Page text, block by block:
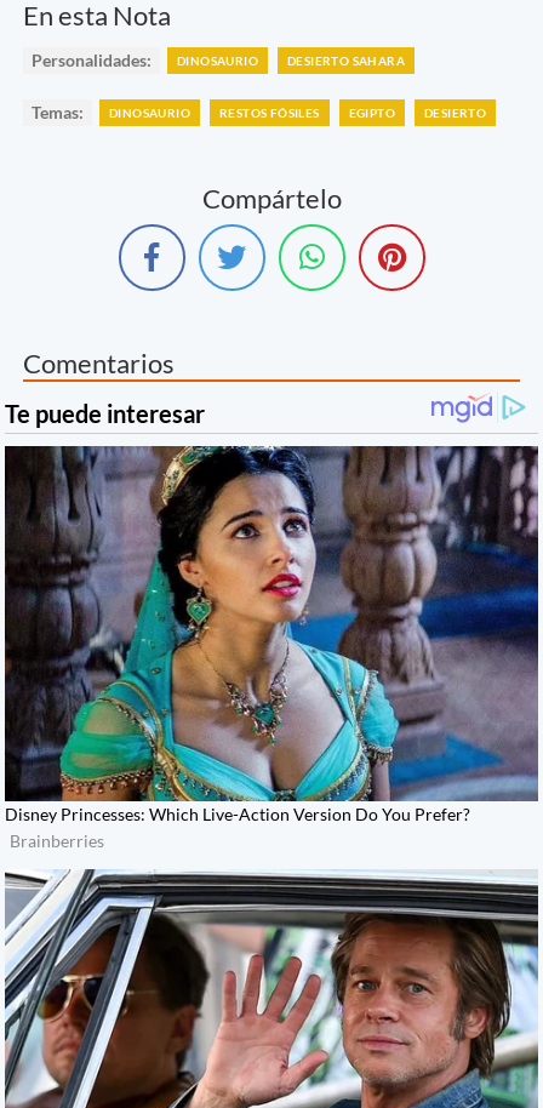
En esta Nota
Personalidades: DINOSAURIO DESIERTO SAHARA
Temas: DINOSAURIO RESTOS FÓSILES EGIPTO DESIERTO
Compártelo
Comentarios